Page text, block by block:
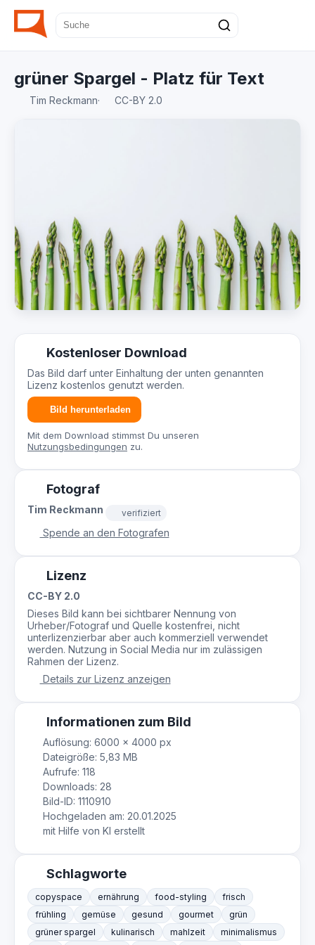
grüner Spargel - Platz für Text
Tim Reckmann· CC-BY 2.0
Kostenloser Download
Das Bild darf unter Einhaltung der unten genannten
Lizenz kostenlos genutzt werden.
Bild herunterladen
Mit dem Download stimmst Du unseren
Nutzungsbedingungen zu.
Fotograf
Tim Reckmann verifiziert
Spende an den Fotografen
Lizenz
CC-BY 2.0
Dieses Bild kann bei sichtbarer Nennung von
Urheber/Fotograf und Quelle kostenfrei, nicht
unterlizenzierbar aber auch kommerziell verwendet
werden. Nutzung in Social Media nur im zulässigen
Rahmen der Lizenz.
Details zur Lizenz anzeigen
Informationen zum Bild
Auflösung: 6000 × 4000 px
Dateigröße: 5,83 MB
Aufrufe: 118
Downloads: 28
Bild-ID: 1110910
Hochgeladen am: 20.01.2025
mit Hilfe von KI erstellt
Schlagworte
copyspace ernährung food-styling
frisch
frühling
gemüse gesund gourmet
grün
grüner spargel
kulinarisch mahlzeit
minimalismus